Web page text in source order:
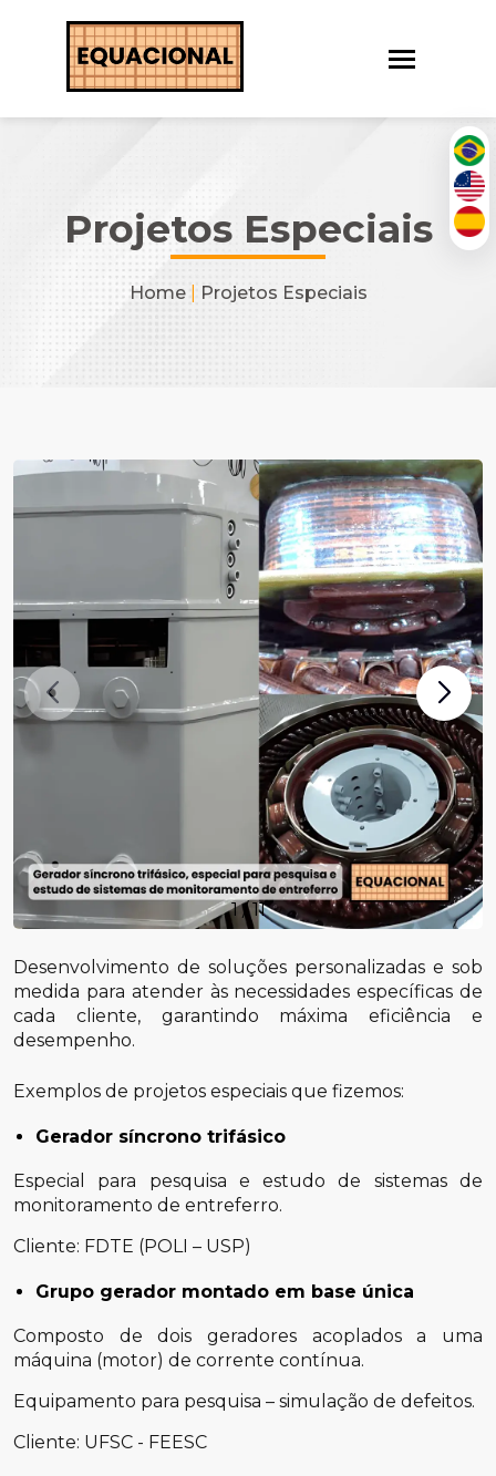
Projetos Especiais
Home| Projetos Especiais
1/11
Desenvolvimento de soluções personalizadas e sob
medida para atender às necessidades específicas de
cada cliente, garantindo máxima eficiência e
desempenho.
Exemplos de projetos especiais que fizemos:
Gerador síncrono trifásico
Especial para pesquisa e estudo de sistemas de
monitoramento de entreferro.
Cliente: FDTE (POLI – USP)
Grupo gerador montado em base única
Composto de dois geradores acoplados a uma
máquina (motor) de corrente contínua.
Equipamento para pesquisa – simulação de defeitos.
Cliente: UFSC - FEESC